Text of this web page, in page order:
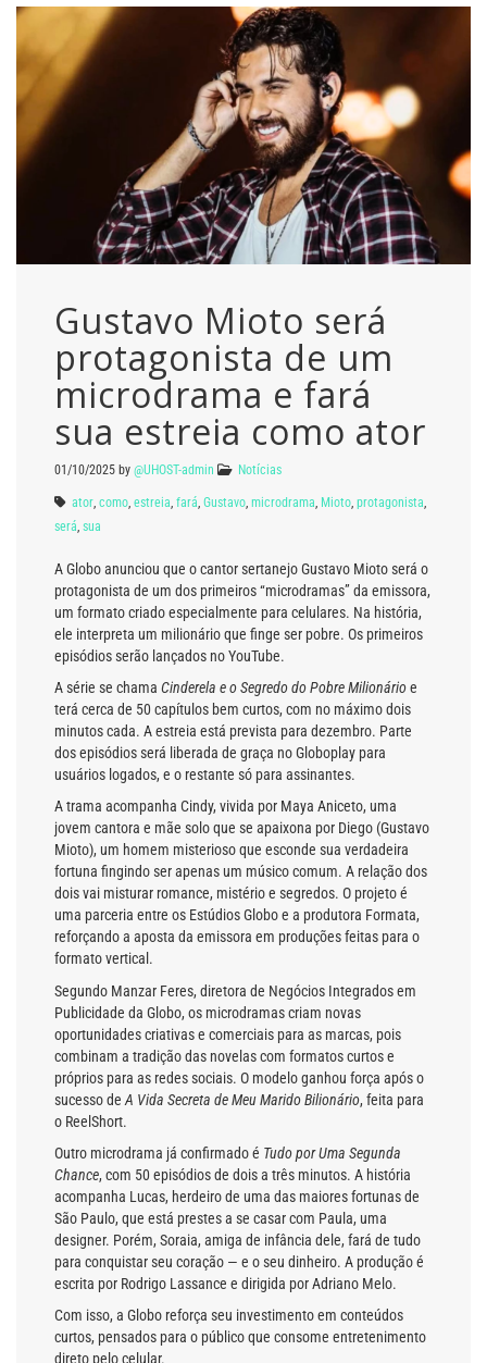
Gustavo Mioto será
protagonista de um
microdrama e fará
sua estreia como ator
01/10/2025 by @UHOST-admin Notícias
ator como estreia fará Gustavo microdrama Mioto protagonista
será sua
A Globo anunciou que o cantor sertanejo Gustavo Mioto será o
protagonista de um dos primeiros “microdramas” da emissora,
um formato criado especialmente para celulares. Na história,
ele interpreta um milionário que finge ser pobre. Os primeiros
episódios serão lançados no YouTube.
A série se chama Cinderela e o Segredo do Pobre Milionárioe
terá cerca de 50 capítulos bem curtos, com no máximo dois
minutos cada. A estreia está prevista para dezembro. Parte
dos episódios será liberada de graça no Globoplay para
usuários logados, e o restante só para assinantes.
A trama acompanha Cindy, vivida por Maya Aniceto, uma
jovem cantora e mãe solo que se apaixona por Diego (Gustavo
Mioto), um homem misterioso que esconde sua verdadeira
fortuna fingindo ser apenas um músico comum. A relação dos
dois vai misturar romance, mistério e segredos. O projeto é
uma parceria entre os Estúdios Globo e a produtora Formata,
reforçando a aposta da emissora em produções feitas para o
formato vertical.
Segundo Manzar Feres, diretora de Negócios Integrados em
Publicidade da Globo, os microdramas criam novas
oportunidades criativas e comerciais para as marcas, pois
combinam a tradição das novelas com formatos curtos e
próprios para as redes sociais. O modelo ganhou força após o
sucesso de A Vida Secreta de Meu Marido Bilionário, feita para
o ReelShort.
Outro microdrama já confirmado é Tudo por Uma Segunda
Chance, com 50 episódios de dois a três minutos. A história
acompanha Lucas, herdeiro de uma das maiores fortunas de
São Paulo, que está prestes a se casar com Paula, uma
designer. Porém, Soraia, amiga de infância dele, fará de tudo
para conquistar seu coração — e o seu dinheiro. A produção é
escrita por Rodrigo Lassance e dirigida por Adriano Melo.
Com isso, a Globo reforça seu investimento em conteúdos
curtos, pensados para o público que consome entretenimento
direto pelo celular.